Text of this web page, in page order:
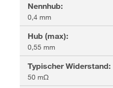
Nennhub:
0,4 mm
Hub (max):
0,55 mm
Typischer Widerstand:
50 mΩ